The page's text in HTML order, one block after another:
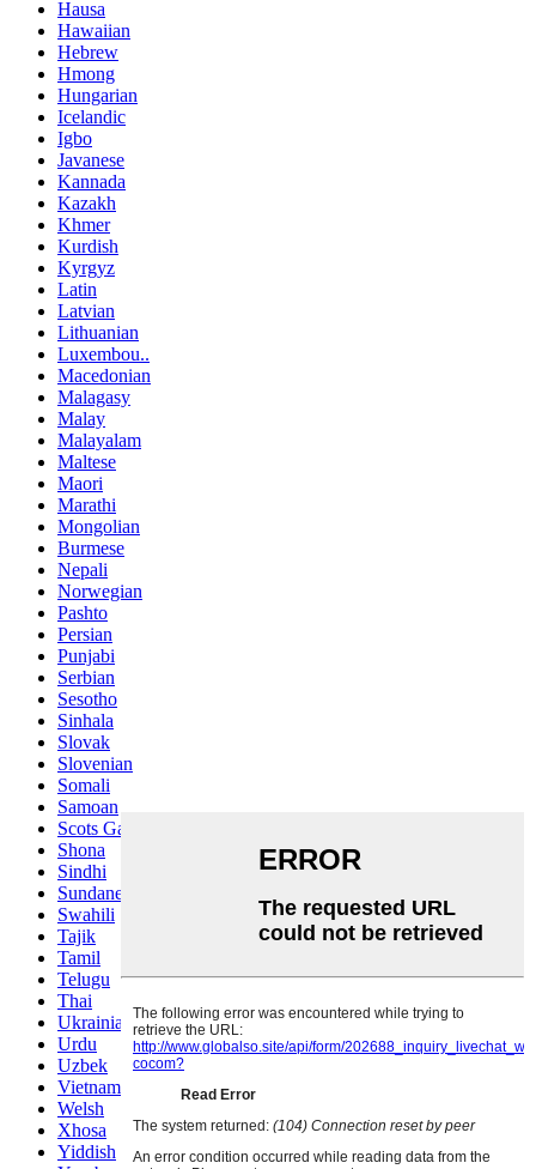
Hausa
Hawaiian
Hebrew
Hmong
Hungarian
Icelandic
Igbo
Javanese
Kannada
Kazakh
Khmer
Kurdish
Kyrgyz
Latin
Latvian
Lithuanian
Luxembou..
Macedonian
Malagasy
Malay
Malayalam
Maltese
Maori
Marathi
Mongolian
Burmese
Nepali
Norwegian
Pashto
Persian
Punjabi
Serbian
Sesotho
Sinhala
Slovak
Slovenian
Somali
Samoan
Scots Gaelic
Shona
Sindhi
Sundanese
Swahili
Tajik
Tamil
Telugu
Thai
Ukrainian
Urdu
Uzbek
Vietnamese
Welsh
Xhosa
Yiddish